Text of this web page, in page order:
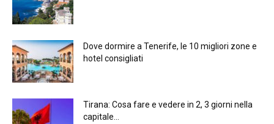
Dove dormire a Tenerife, le 10 migliori zone e
hotel consigliati
Tirana: Cosa fare e vedere in 2, 3 giorni nella
capitale...